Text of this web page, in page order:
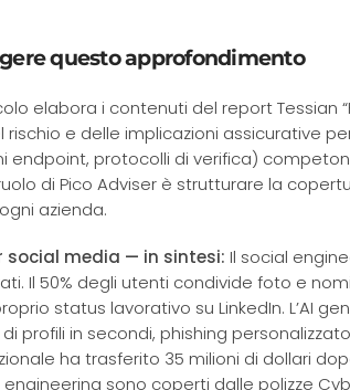
questo approfondimento
elabora i contenuti del report Tessian
rischio e delle implicazioni assicurative
endpoint, protocolli di verifica)
di Pico Adviser è strutturare la
azienda.
social media — in sintesi: Il social
Il 50% degli utenti condivide foto e nomi
status lavorativo su LinkedIn. L’AI
profili in secondi, phishing
ha trasferito 35 milioni di dollari
engineering sono coperti dalle polizze